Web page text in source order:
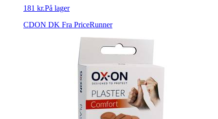
181 kr.På lager
CDON DK Fra PriceRunner